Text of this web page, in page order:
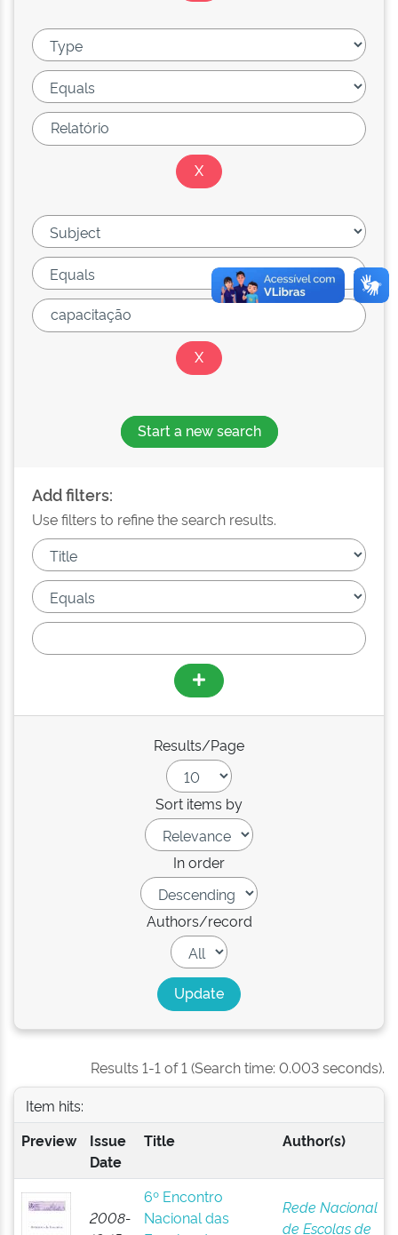
Start a new search
Add filters:
Use filters to refine the search results.
Results/Page
Sort items by
In order
Authors/record
Results 1-1 of 1 (Search time: 0.003 seconds).
Item hits:
Preview
Issue
Date
Title Author(s)
2008-
6º Encontro
Nacional das
Rede Nacional
de Escolas de